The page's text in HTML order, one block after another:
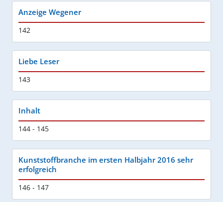
Anzeige Wegener
142
Liebe Leser
143
Inhalt
144 - 145
Kunststoffbranche im ersten Halbjahr 2016 sehr
erfolgreich
146 - 147